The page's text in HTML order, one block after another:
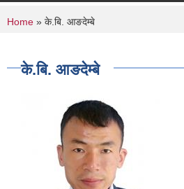
You are here
Home » के.बि. आङदेम्बे
के.बि. आङदेम्बे